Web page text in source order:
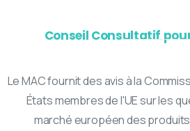
Conseil Consultatif
Le MAC fournit des avis à la
États membres de l'UE sur les
marché européen des